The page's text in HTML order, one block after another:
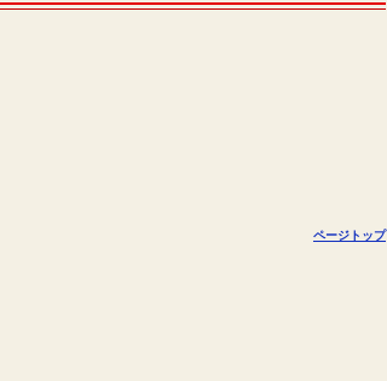
ページトップ